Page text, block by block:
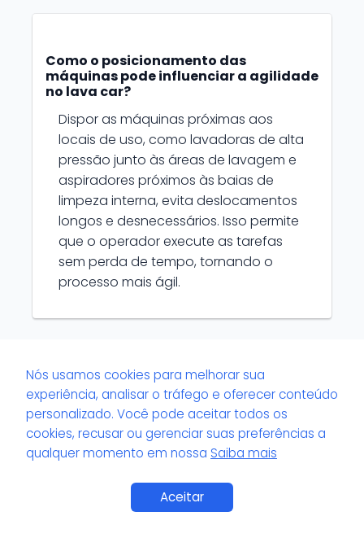
Como o posicionamento das
máquinas pode influenciar a agilidade
no lava car?
Dispor as máquinas próximas aos
locais de uso, como lavadoras de alta
pressão junto às áreas de lavagem e
aspiradores próximos às baias de
limpeza interna, evita deslocamentos
longos e desnecessários. Isso permite
que o operador execute as tarefas
sem perda de tempo, tornando o
processo mais ágil.
Quais são os principais cuidados ao
organizar cabos e mangueiras dos
equipamentos?
É importante enrolar cabos e
evitar dobras acentuadas e guardar
em suportes específicos. Isso previne
Nós usamos cookies para melhorar sua
experiência, analisar o tráfego e oferecer conteúdo
personalizado. Você pode aceitar todos os
cookies, recusar ou gerenciar suas preferências a
qualquer momento em nossa Saiba mais
Aceitar